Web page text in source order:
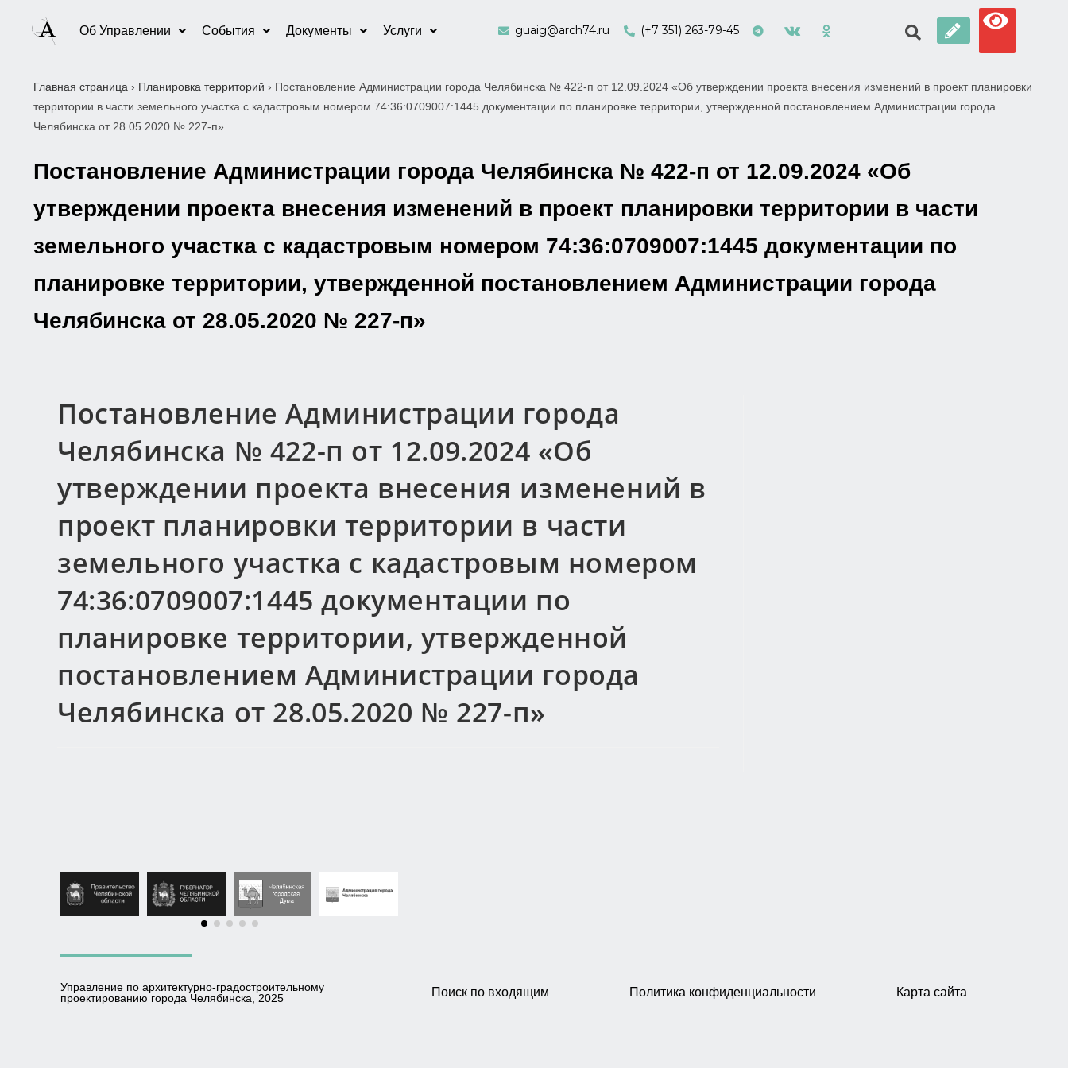
Об Управлении События Документы Услуги guaig@arch74.ru (+7 351) 263-79-45
Главная страница › Планировка территорий › Постановление Администрации города Челябинска № 422-п от 12.09.2024 «Об утверждении проекта внесения изменений в проект планировки
территории в части земельного участка с кадастровым номером 74:36:0709007:1445 документации по планировке территории, утвержденной постановлением Администрации города
Челябинска от 28.05.2020 № 227-п»
Постановление Администрации города Челябинска № 422-п от 12.09.2024 «Об
утверждении проекта внесения изменений в проект планировки территории в части
земельного участка с кадастровым номером 74:36:0709007:1445 документации по
планировке территории, утвержденной постановлением Администрации города
Челябинска от 28.05.2020 № 227-п»
Постановление Администрации города
Челябинска № 422-п от 12.09.2024 «Об
утверждении проекта внесения изменений в
проект планировки территории в части
земельного участка с кадастровым номером
74:36:0709007:1445 документации по
планировке территории, утвержденной
постановлением Администрации города
Челябинска от 28.05.2020 № 227-п»
Управление по архитектурно-градостроительному
проектированию города Челябинска, 2025
Поиск по входящим Политика конфиденциальности Карта сайта